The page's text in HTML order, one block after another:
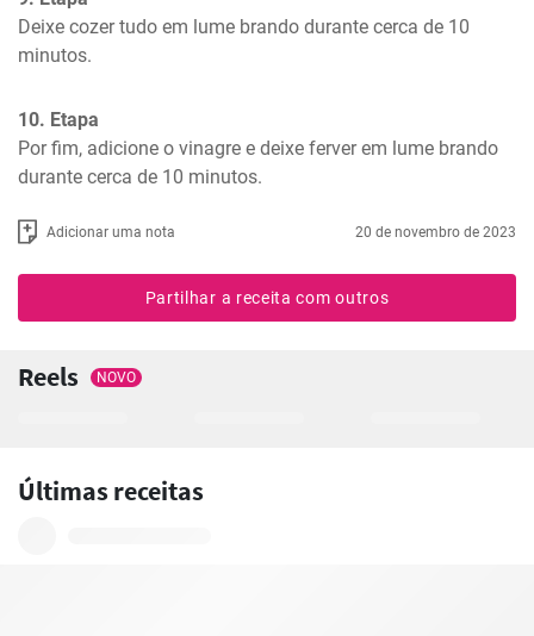
Deixe cozer tudo em lume brando durante cerca de 10
minutos.
10. Etapa
Por fim, adicione o vinagre e deixe ferver em lume brando
durante cerca de 10 minutos.
Adicionar uma nota 20 de novembro de 2023
Partilhar a receita com outros
Reels NOVO
Últimas receitas